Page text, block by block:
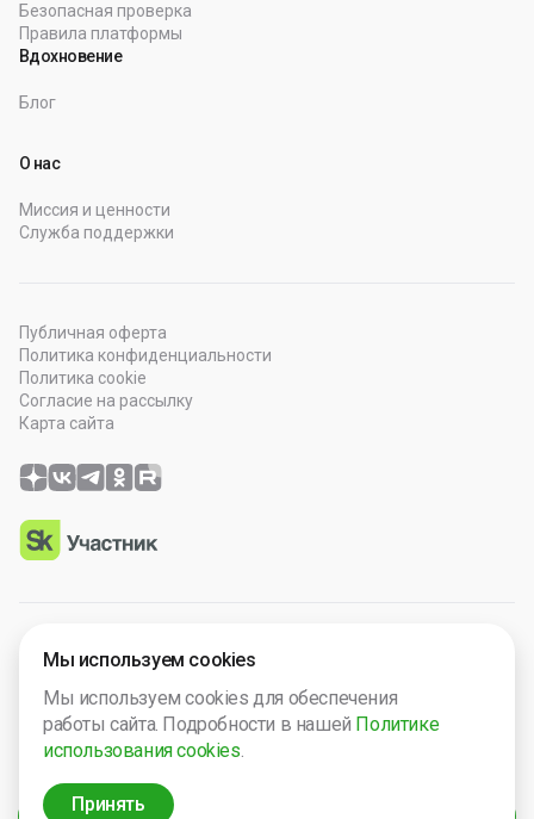
Безопасная проверка
Правила платформы
Вдохновение
Блог
О нас
Миссия и ценности
Служба поддержки
Публичная оферта
Политика конфиденциальности
Политика cookie
Согласие на рассылку
Карта сайта
© 2026 OOO “Просто Гений”. Все права защищены.
№ 2025665571. Компания включена в Реест Малых
технологический компаний России № 5238.
ИНН 2632124692ОГРН 1242600013149
Мы используем cookies
Мы используем cookies для обеспечения
работы сайта. Подробности в нашей Политике
использования cookies.
Принять